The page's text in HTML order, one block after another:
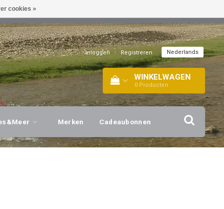
Inloggen | Registreren Nederlands
WINKELWAGEN
0 Producten
Merken Cadeaubonnen
cookies »